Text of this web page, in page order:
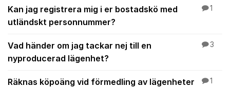
Kan jag registrera mig i er bostadskö med
utländskt personnummer?
1
Vad händer om jag tackar nej till en
nyproducerad lägenhet?
3
Räknas köpoäng vid förmedling av lägenheter
1